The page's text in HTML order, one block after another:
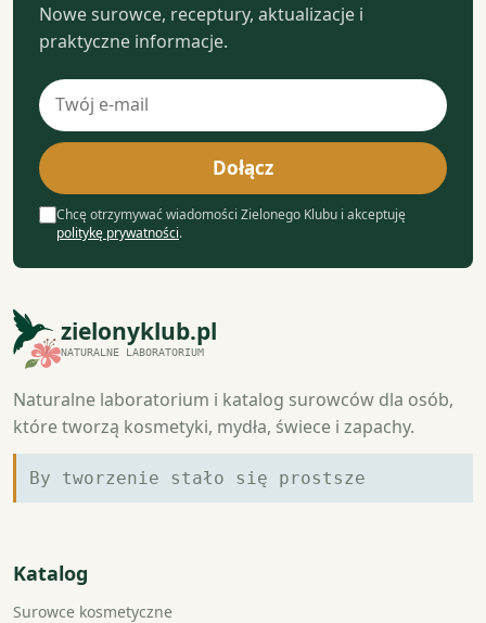
Nowe surowce, receptury, aktualizacje i
praktyczne informacje.
Adres
e-
mail
Dołącz
Chcę otrzymywać wiadomości Zielonego Klubu i akceptuję
politykę prywatności.
zielonyklub.pl
NATURALNE LABORATORIUM
Naturalne laboratorium i katalog surowców dla osób,
które tworzą kosmetyki, mydła, świece i zapachy.
By tworzenie stało się prostsze
Katalog
Surowce kosmetyczne